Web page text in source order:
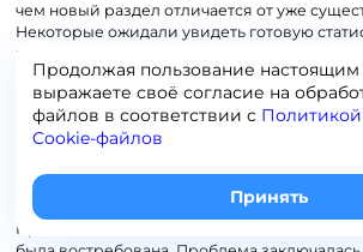
чем новый раздел отличается от уже
Некоторые ожидали увидеть готовую
конструктор, требующий самостоятельной
параметров.
Кроме того, кнопка перехода в раздел
части навигационного меню и оставалась
даже не знали о появлении новой функции.
При этом сама возможность создавать
Продолжая пользование
выражаете своё согласие на
файлов в соответствии с
Cookie-файлов
Принять